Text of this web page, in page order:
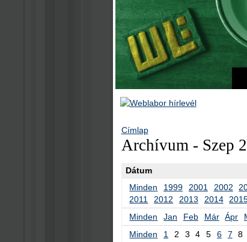
Címlap
Archívum - Szep
Dátum
Minden
1999 2001 2002
2011
2012 2013 2014
Minden
Jan Feb Már Ápr
Minden
1 2 3 4 5 6 7 8